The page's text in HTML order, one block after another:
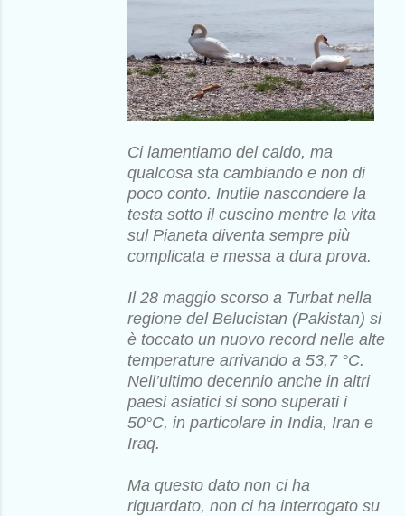
Ci lamentiamo del caldo, ma
qualcosa sta cambiando e non di
poco conto. Inutile nascondere la
testa sotto il cuscino mentre la vita
sul Pianeta diventa sempre più
complicata e messa a dura prova.
Il 28 maggio scorso a Turbat nella
regione del Belucistan (Pakistan) si
è toccato un nuovo record nelle alte
temperature arrivando a 53,7 °C.
Nell’ultimo decennio anche in altri
paesi asiatici si sono superati i
50°C, in particolare in India, Iran e
Iraq.
Ma questo dato non ci ha
riguardato, non ci ha interrogato su